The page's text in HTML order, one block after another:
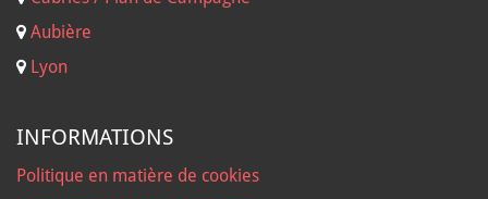
Aubière
Lyon
INFORMATIONS
Politique en matière de cookies